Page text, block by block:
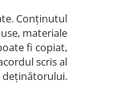
Conținutul
materiale
fi copiat,
scris al
deținătorului.